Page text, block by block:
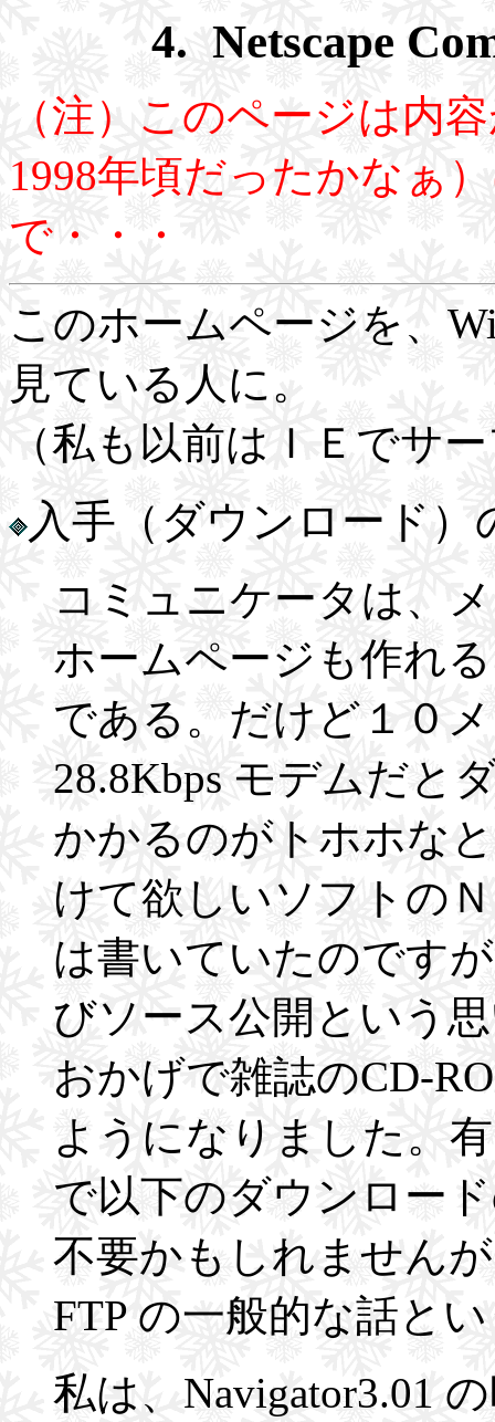
4. Netscape
（注）このページは内
1998年頃だったかなぁ
で・・・
このホームページを、
見ている人に。
（私も以前はＩＥでサ
入手（ダウンロード）
コミュニケータは、
ホームページも作れ
である。だけど１０
28.8Kbps モデムだと
かかるのがトホホな
けて欲しいソフトの
は書いていたのです
びソース公開という
おかげで雑誌のCD-
ようになりました。
で以下のダウンロー
不要かもしれません
FTP の一般的な話と
私は、Navigator3.01